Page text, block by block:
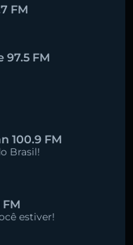
FM
97.5 FM
100.9 FM
Brasil!
FM
estiver!